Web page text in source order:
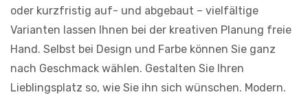
oder kurzfristig auf- und abgebaut – vielfältige
Varianten lassen Ihnen bei der kreativen Planung freie
Hand. Selbst bei Design und Farbe können Sie ganz
nach Geschmack wählen. Gestalten Sie Ihren
Lieblingsplatz so, wie Sie ihn sich wünschen. Modern.